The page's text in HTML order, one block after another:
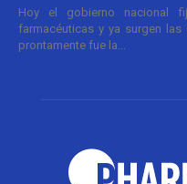
Hoy el gobierno nacional
farmacéuticas y ya surgen
prontamente fue la...